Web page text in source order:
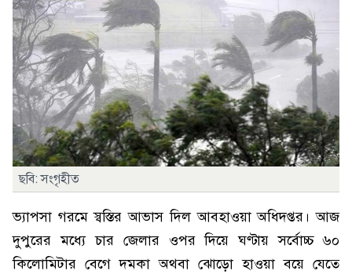
ছবি: সংগৃহীত
ভ্যাপসা গরমে স্বস্তির আভাস দিল আবহাওয়া অধিদপ্তর। আজ
দুপুরের মধ্যে চার জেলার ওপর দিয়ে ঘণ্টায় সর্বোচ্চ ৬০
কিলোমিটার বেগে দমকা অথবা ঝোড়ো হাওয়া বয়ে যেতে